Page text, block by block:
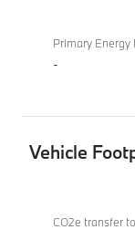
Primary Energy
-
Vehicle
Footprint
CO2e transfer